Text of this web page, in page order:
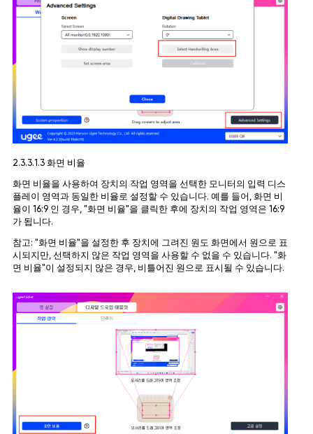
2.3.3.1.3 화면 비율
화면 비율을 사용하여 장치의 작업 영역을 선택한 모니터의 입력 디스
플레이 영역과 동일한 비율로 설정할 수 있습니다. 예를 들어, 화면 비
율이 16:9 인 경우, "화면 비율"을 클릭한 후에 장치의 작업 영역은 16:9
가 됩니다.
참고: "화면 비율"을 설정한 후 장치에 그려진 원도 화면에서 원으로 표
시되지만, 선택하지 않은 작업 영역을 사용할 수 없을 수 있습니다. "화
면 비율"이 설정되지 않은 경우, 비틀어진 원으로 표시될 수 있습니다.